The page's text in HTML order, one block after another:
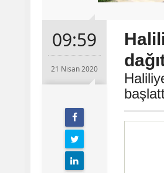
09:59
21 Nisan 2020